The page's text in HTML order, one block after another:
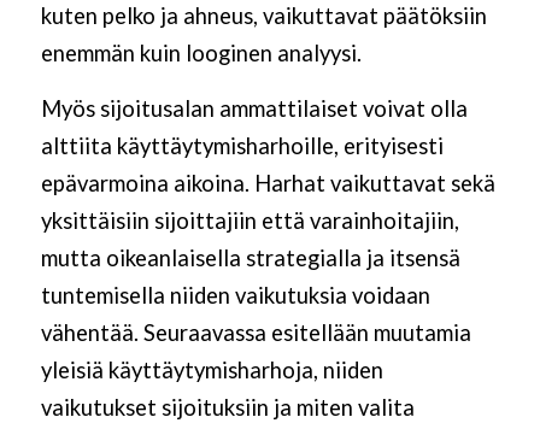
kuten pelko ja ahneus, vaikuttavat päätöksiin
enemmän kuin looginen analyysi.
Myös sijoitusalan ammattilaiset voivat olla
alttiita käyttäytymisharhoille, erityisesti
epävarmoina aikoina. Harhat vaikuttavat sekä
yksittäisiin sijoittajiin että varainhoitajiin,
mutta oikeanlaisella strategialla ja itsensä
tuntemisella niiden vaikutuksia voidaan
vähentää. Seuraavassa esitellään muutamia
yleisiä käyttäytymisharhoja, niiden
vaikutukset sijoituksiin ja miten valita